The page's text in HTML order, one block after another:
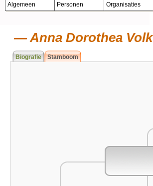
Algemeen Personen Organisaties
Anna Dorothea Volk
Biografie Stamboom